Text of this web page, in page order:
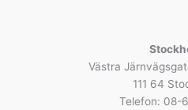
Västra
111 64
Telefon: 08-